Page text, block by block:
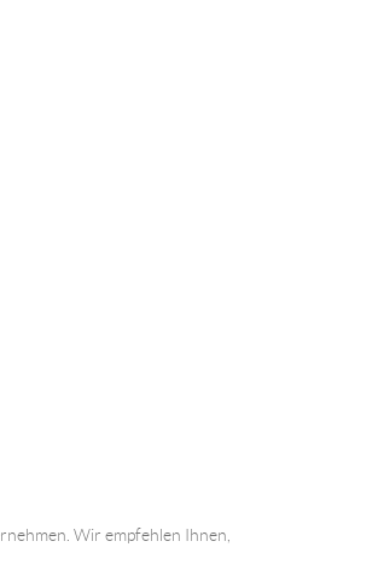
Wir empfehlen Ihnen,